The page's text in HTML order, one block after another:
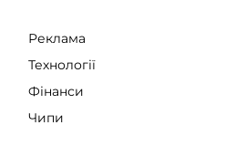
Реклама
Технології
Фінанси
Чипи